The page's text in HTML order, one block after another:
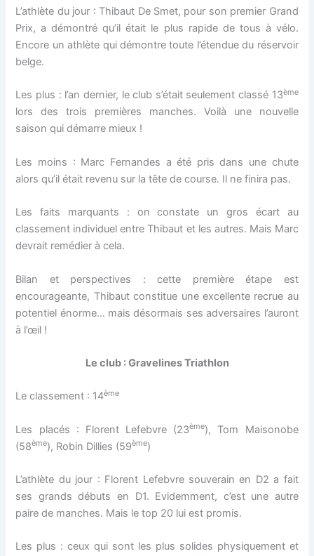
L’athlète du jour : Thibaut De Smet, pour son premier Grand
Prix, a démontré qu’il était le plus rapide de tous à vélo.
Encore un athlète qui démontre toute l’étendue du réservoir
belge.
Les plus : l’an dernier, le club s’était seulement classé 13ème
lors des trois premières manches. Voilà une nouvelle
saison qui démarre mieux !
Les moins : Marc Fernandes a été pris dans une chute
alors qu’il était revenu sur la tête de course. Il ne finira pas.
Les faits marquants : on constate un gros écart au
classement individuel entre Thibaut et les autres. Mais Marc
devrait remédier à cela.
Bilan et perspectives : cette première étape est
encourageante, Thibaut constitue une excellente recrue au
potentiel énorme… mais désormais ses adversaires l’auront
à l’œil !
Le club : Gravelines Triathlon
Le classement : 14ème
Les placés : Florent Lefebvre (23ème), Tom Maisonobe
(58ème), Robin Dillies (59ème)
L’athlète du jour : Florent Lefebvre souverain en D2 a fait
ses grands débuts en D1. Evidemment, c’est une autre
paire de manches. Mais le top 20 lui est promis.
Les plus : ceux qui sont les plus solides physiquement et